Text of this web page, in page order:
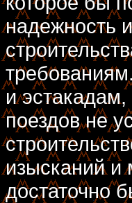
надежность
и
поездов не
изысканий и
достаточно